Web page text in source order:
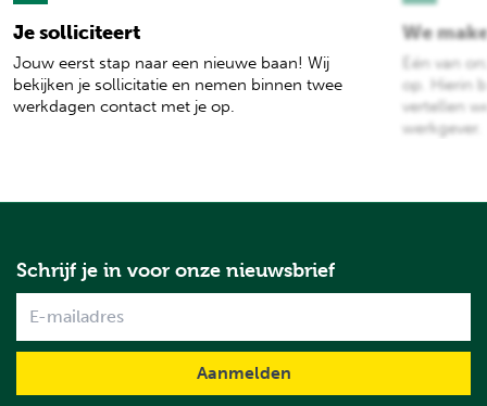
Je solliciteert
Jouw eerst stap naar een nieuwe baan! Wij
bekijken je sollicitatie en nemen binnen twee
werkdagen contact met je op.
We
Eén van
op. Hierin
vertellen
werkgever.
Schrijf je in voor onze nieuwsbrief